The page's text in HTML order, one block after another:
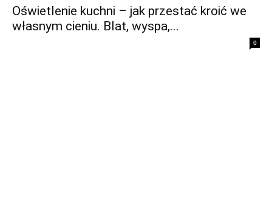
Oświetlenie kuchni – jak przestać kroić we
własnym cieniu. Blat, wyspa,...
0